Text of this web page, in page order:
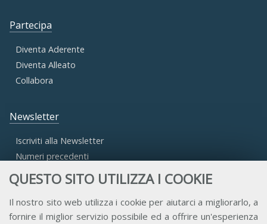
QUESTO SITO UTILIZZA I COOKIE
Il nostro sito web utilizza i cookie per aiutarci a migliorarlo, a
fornire il miglior servizio possibile ed a offrire un'esperienza
Partecipa
Diventa Aderente
Diventa Alleato
Collabora
Newsletter
Iscriviti alla Newsletter
Numeri precedenti
Accesso Aderenti